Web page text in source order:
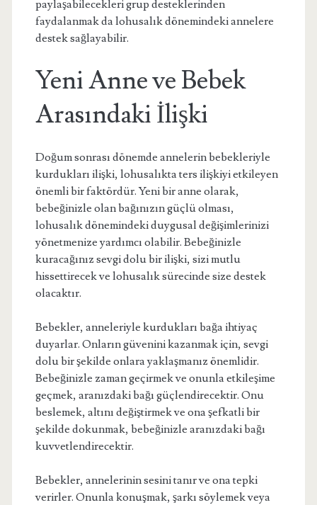
paylaşabilecekleri grup desteklerinden
faydalanmak da lohusalık dönemindeki annelere
destek sağlayabilir.
Yeni Anne ve Bebek
Arasındaki İlişki
Doğum sonrası dönemde annelerin bebekleriyle
kurdukları ilişki, lohusalıkta ters ilişkiyi etkileyen
önemli bir faktördür. Yeni bir anne olarak,
bebeğinizle olan bağınızın güçlü olması,
lohusalık dönemindeki duygusal değişimlerinizi
yönetmenize yardımcı olabilir. Bebeğinizle
kuracağınız sevgi dolu bir ilişki, sizi mutlu
hissettirecek ve lohusalık sürecinde size destek
olacaktır.
Bebekler, anneleriyle kurdukları bağa ihtiyaç
duyarlar. Onların güvenini kazanmak için, sevgi
dolu bir şekilde onlara yaklaşmanız önemlidir.
Bebeğinizle zaman geçirmek ve onunla etkileşime
geçmek, aranızdaki bağı güçlendirecektir. Onu
beslemek, altını değiştirmek ve ona şefkatli bir
şekilde dokunmak, bebeğinizle aranızdaki bağı
kuvvetlendirecektir.
Bebekler, annelerinin sesini tanır ve ona tepki
verirler. Onunla konuşmak, şarkı söylemek veya